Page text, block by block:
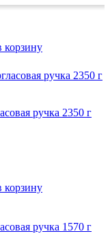
корзину
ручка 2350 г
корзину
ручка 1570 г